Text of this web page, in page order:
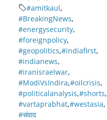
#amitkaul,
#BreakingNews,
#energysecurity,
#foreignpolicy,
#geopolitics,#indiafirst,
#indianews,
#iranisraelwar,
#ModiVsIndira,#oilcrisis,
#politicalanalysis,#shorts,
#vartaprabhat,#westasia,
#संवाद